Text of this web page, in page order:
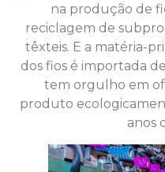
na produção de
reciclagem de
têxteis. E a matéria-
dos fios é importada
tem orgulho em
produto
anos